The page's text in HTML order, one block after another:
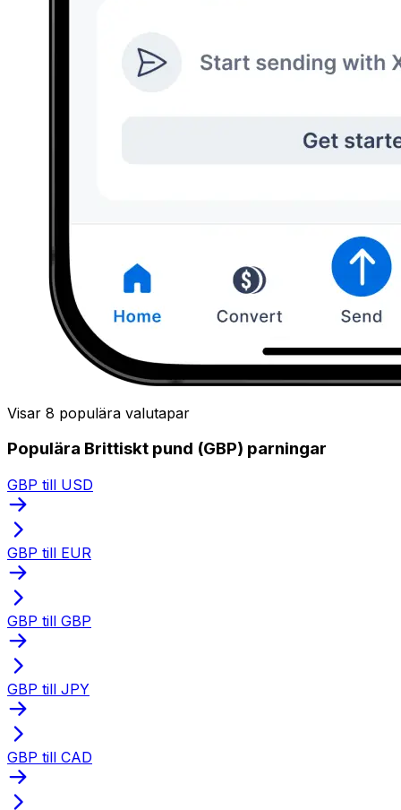
Visar 8 populära valutapar
Populära Brittiskt pund (GBP) parningar
GBP till USD
GBP till EUR
GBP till GBP
GBP till JPY
GBP till CAD